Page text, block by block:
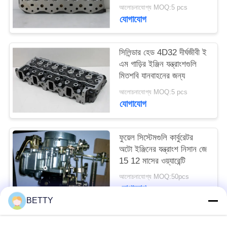
আলোচনাযোগ্য MOQ:5 pcs
যোগাযোগ
সিলিন্ডার হেড 4D32 দীর্ঘজীবী ই
এম গাড়ির ইঞ্জিন যন্ত্রাংশগুলি
মিতশবি যানবাহনের জন্য
আলোচনাযোগ্য MOQ:5 pcs
যোগাযোগ
ফুয়েল সিস্টেমগুলি কার্বুরেটর
অটো ইঞ্জিনের যন্ত্রাংশ নিসান জে
15 12 মাসের ওয়্যারেন্টি
আলোচনাযোগ্য MOQ:50pcs
যোগাযোগ
BETTY